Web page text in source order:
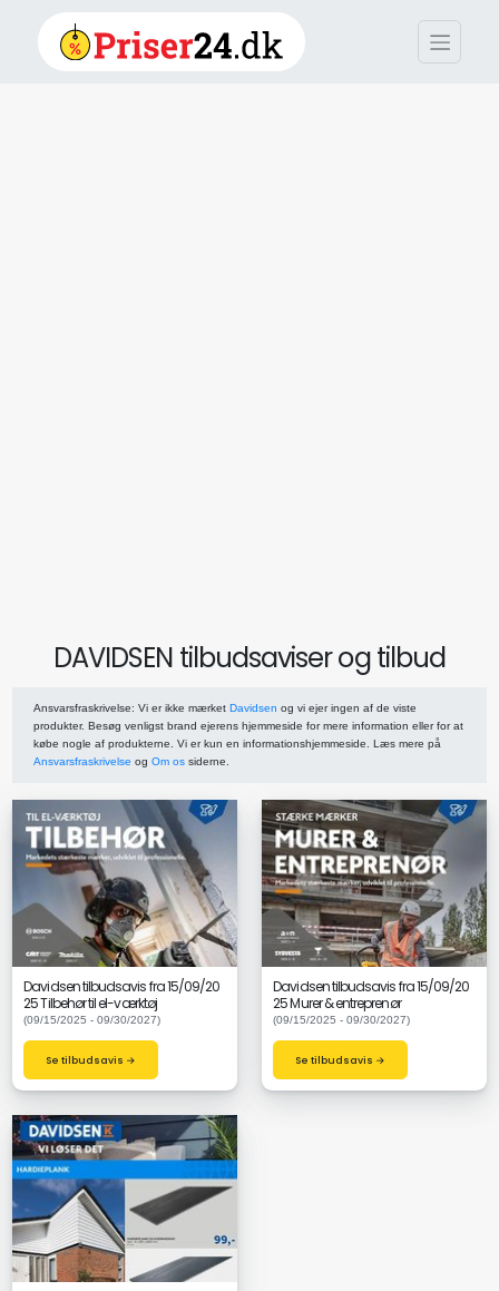
DAVIDSEN tilbudsaviser og tilbud
Ansvarsfraskrivelse: Vi er ikke mærket Davidsen og vi ejer ingen af de viste
produkter. Besøg venligst brand ejerens hjemmeside for mere information eller for at
købe nogle af produkterne. Vi er kun en informationshjemmeside. Læs mere på
Ansvarsfraskrivelse og Om os siderne.
Davidsen tilbudsavis fra 15/09/20
25 Tilbehør til el-værktøj
(09/15/2025 - 09/30/2027)
Se tilbudsavis →
Davidsen tilbudsavis fra 15/09/20
25 Murer & entreprenør
(09/15/2025 - 09/30/2027)
Se tilbudsavis →